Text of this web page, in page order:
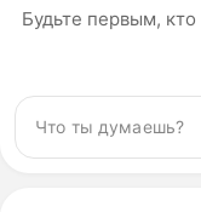
Будьте первым,